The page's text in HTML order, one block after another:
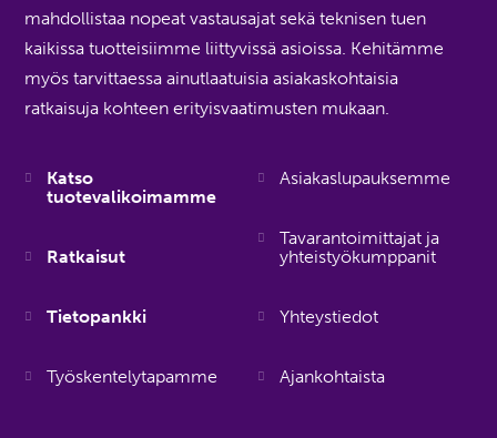
mahdollistaa nopeat vastausajat sekä teknisen tuen
kaikissa tuotteisiimme liittyvissä asioissa. Kehitämme
myös tarvittaessa ainutlaatuisia asiakaskohtaisia
ratkaisuja kohteen erityisvaatimusten mukaan.
Katso
tuotevalikoimamme
Ratkaisut
Tietopankki
Työskentelytapamme
Asiakaslupauksemme
Tavarantoimittajat ja
yhteistyökumppanit
Yhteystiedot
Ajankohtaista